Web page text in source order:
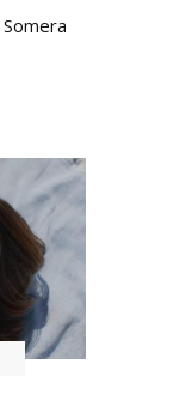
Somera